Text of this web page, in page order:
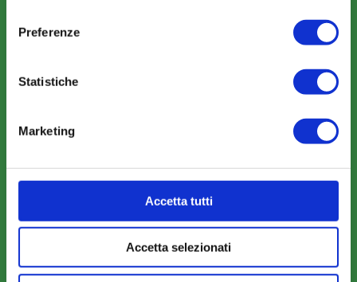
Preferenze
Statistiche
Marketing
Accetta tutti
Accetta selezionati
Modalità di adesione
COMUNICAZIONI
News